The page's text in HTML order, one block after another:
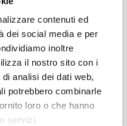
contenuti ed
dei social media e per
inoltre
il nostro sito con i
analisi dei dati web,
potrebbero combinarle
loro o che hanno
servizi.